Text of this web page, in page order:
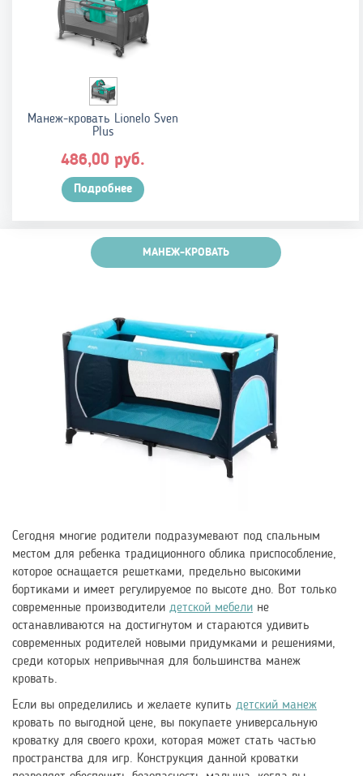
Манеж-кровать Lionelo Sven
Plus
486,00 руб.
Подробнее
МАНЕЖ-КРОВАТЬ
Сегодня многие родители подразумевают под спальным
местом для ребенка традиционного облика приспособление,
которое оснащается решетками, предельно высокими
бортиками и имеет регулируемое по высоте дно. Вот только
современные производители детской мебели не
останавливаются на достигнутом и стараются удивить
современных родителей новыми придумками и решениями,
среди которых непривычная для большинства манеж
кровать.
Если вы определились и желаете купить детский манеж
кровать по выгодной цене, вы покупаете универсальную
кроватку для своего крохи, которая может стать частью
пространства для игр. Конструкция данной кроватки